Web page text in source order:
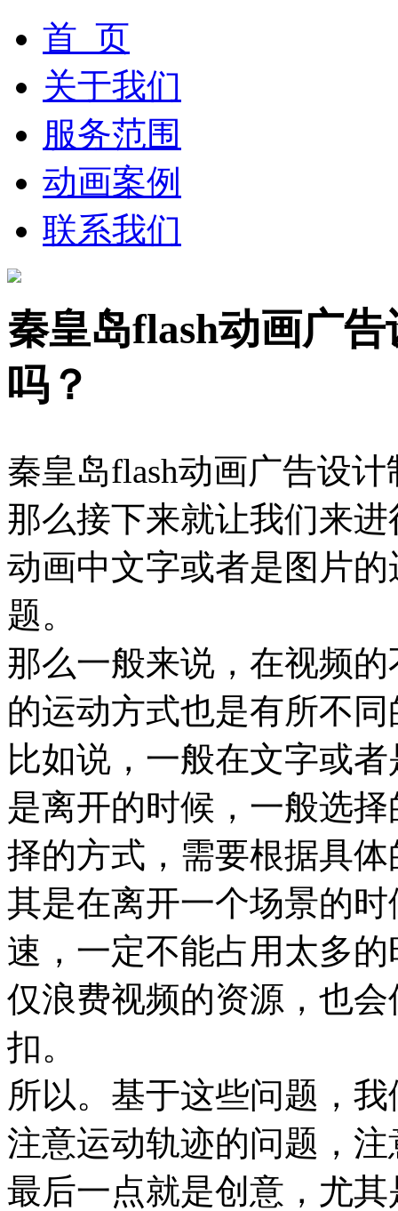
首 页
关于我们
服务范围
动画案例
联系我们
秦皇岛flash动画广
吗？
秦皇岛flash动画广告设
那么接下来就让我们来
动画中文字或者是图片
题。
那么一般来说，在视频
的运动方式也是有所不同
比如说，一般在文字或
是离开的时候，一般选
择的方式，需要根据具
其是在离开一个场景的
速，一定不能占用太多
仅浪费视频的资源，也
扣。
所以。基于这些问题，
注意运动轨迹的问题，
最后一点就是创意，尤